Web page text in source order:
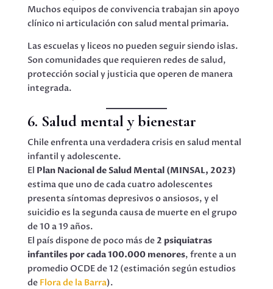
Muchos equipos de convivencia trabajan sin apoyo
clínico ni articulación con salud mental primaria.
Las escuelas y liceos no pueden seguir siendo islas.
Son comunidades que requieren redes de salud,
protección social y justicia que operen de manera
integrada.
6. Salud mental y bienestar
Chile enfrenta una verdadera crisis en salud mental
infantil y adolescente.
El Plan Nacional de Salud Mental (MINSAL, 2023)
estima que uno de cada cuatro adolescentes
presenta síntomas depresivos o ansiosos, y el
suicidio es la segunda causa de muerte en el grupo
de 10 a 19 años.
El país dispone de poco más de2 psiquiatras
infantiles por cada 100.000 menores, frente a un
promedio OCDE de 12 (estimación según estudios
de Flora de la Barra).